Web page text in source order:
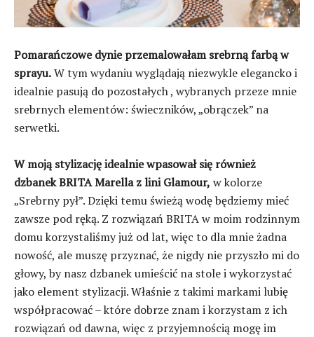
Pomarańczowe dynie przemalowałam srebrną farbą w
sprayu.W tym wydaniu wyglądają niezwykle elegancko i
idealnie pasują do pozostałych , wybranych przeze mnie
srebrnych elementów: świeczników, „obrączek” na
serwetki.
W moją stylizację idealnie wpasował się również
dzbanek BRITA Marella z lini Glamour, w kolorze
„Srebrny pył”. Dzięki temu świeżą wodę będziemy mieć
zawsze pod ręką. Z rozwiązań BRITA w moim rodzinnym
domu korzystaliśmy już od lat, więc to dla mnie żadna
nowość, ale muszę przyznać, że nigdy nie przyszło mi do
głowy, by nasz dzbanek umieścić na stole i wykorzystać
jako element stylizacji. Właśnie z takimi markami lubię
współpracować – które dobrze znam i korzystam z ich
rozwiązań od dawna, więc z przyjemnością mogę im